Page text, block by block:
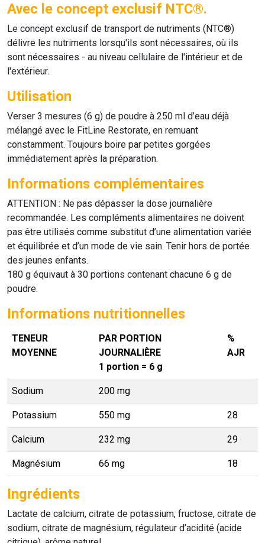
Avec le concept exclusif NTC®.
Le concept exclusif de transport de nutriments (NTC®)
délivre les nutriments lorsqu'ils sont nécessaires, où ils
sont nécessaires - au niveau cellulaire de l'intérieur et de
l'extérieur.
Utilisation
Verser 3 mesures (6 g) de poudre à 250 ml d’eau déjà
mélangé avec le FitLine Restorate, en remuant
constamment. Toujours boire par petites gorgées
immédiatement après la préparation.
Informations complémentaires
ATTENTION : Ne pas dépasser la dose journalière
recommandée. Les compléments alimentaires ne doivent
pas être utilisés comme substitut d’une alimentation variée
et équilibrée et d’un mode de vie sain. Tenir hors de portée
des jeunes enfants.
180 g équivaut à 30 portions contenant chacune 6 g de
poudre.
Informations nutritionnelles
TENEUR
MOYENNE
PAR PORTION
JOURNALIÈRE
1 portion = 6 g
%
AJR
Sodium 200 mg
Potassium 550 mg 28
Calcium 232 mg 29
Magnésium 66 mg 18
Ingrédients
Lactate de calcium, citrate de potassium, fructose, citrate de
sodium, citrate de magnésium, régulateur d’acidité (acide